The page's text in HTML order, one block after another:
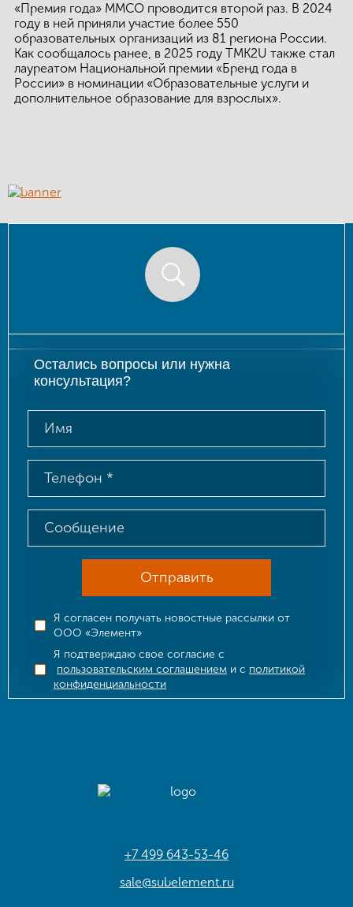
«Премия года» ММСО проводится второй раз. В 2024
году в ней приняли участие более 550
образовательных организаций из 81 региона России.
Как сообщалось ранее, в 2025 году ТМК2U также стал
лауреатом Национальной премии «Бренд года в
России» в номинации «Образовательные услуги и
дополнительное образование для взрослых».
Остались вопросы или нужна
консультация?
Отправить
Я согласен получать новостные рассылки от
ООО «Элемент»
Я подтверждаю свое согласие с
пользовательским соглашением и с политикой
конфиденциальности
+7 499 643-53-46
sale@subelement.ru